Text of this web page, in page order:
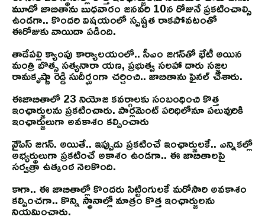
మూడో జాబితాను బుధవారం జనవరి 10న రోజునే ప్రకటించాల్సి
ఉండగా.. కొందరి విషయంలో స్పష్టత రాకపోవటంతో
ఈరోజుకు వాయిదా పడింది.
తాడేపల్లి క్యాంపు కార్యాలయంలో.. సీఎం జగన్‌తో భేటీ అయిన
మంత్రి బొత్స సత్యనారా యణ, ప్రభుత్వ సలహా దారు సజ్జల
రామకృష్ణా రెడ్డి సుదీర్ఘంగా చర్చించి.. జాబితాను ఫైనల్ చేశారు.
ఈజాబితాలో 23 నియోజ కవర్గాలకు సంబంధించి కొత్త
ఇంఛార్జులను ప్రకటించారు. పార్లమెంట్ పరిధిలోనూ పలువురికి
ఇంఛార్జులుగా అవకాశం కల్పించారు
వైెఎస్ జగన్. అయితే.. ఇప్పుడు ప్రకటించే ఇంఛార్జులకే.. ఎన్నికల్లో
అభ్యర్థులుగా ప్రకటించే అకాశం ఉండగా.. ఈ జాబితాలపై
సర్వత్రా ఉత్కంఠ నెలకొంది.
కాగా.. ఈ జాబితాల్లో కొందరు సిట్టింగులకే మరోసారి అవకాశం
కల్పించగా.. కొన్ని స్థానాల్లో మాత్రం కొత్త ఇంఛార్జులను
నియమించారు.